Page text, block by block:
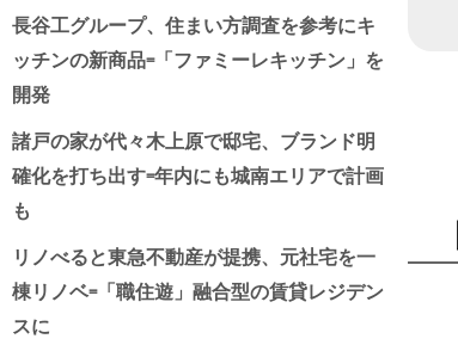
長谷工グループ、住まい方調査を参考にキ
ッチンの新商品=「ファミーレキッチン」を
開発
諸戸の家が代々木上原で邸宅、ブランド明
確化を打ち出す=年内にも城南エリアで計画
も
リノべると東急不動産が提携、元社宅を一
棟リノベ=「職住遊」融合型の賃貸レジデン
スに